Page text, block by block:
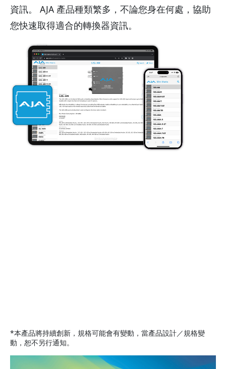
資訊。 AJA 產品種類繁多，不論您身在何處，協助
您快速取得適合的轉換器資訊。
*本產品將持續創新，規格可能會有變動，當產品設計／規格變
動，恕不另行通知。